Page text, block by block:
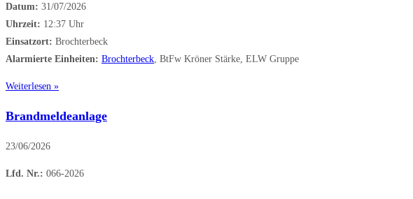
Datum: 31/07/2026
Uhrzeit: 12:37 Uhr
Einsatzort: Brochterbeck
Alarmierte Einheiten: Brochterbeck , BtFw Kröner Stärke, ELW Gruppe
Weiterlesen »
Brandmeldeanlage
23/06/2026
Lfd. Nr.: 066-2026